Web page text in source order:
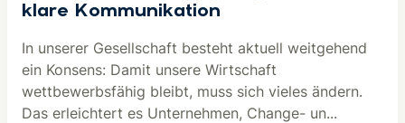
klare Kommunikation
In unserer Gesellschaft besteht aktuell weitgehend
ein Konsens: Damit unsere Wirtschaft
wettbewerbsfähig bleibt, muss sich vieles ändern.
Das erleichtert es Unternehmen, Change- un...